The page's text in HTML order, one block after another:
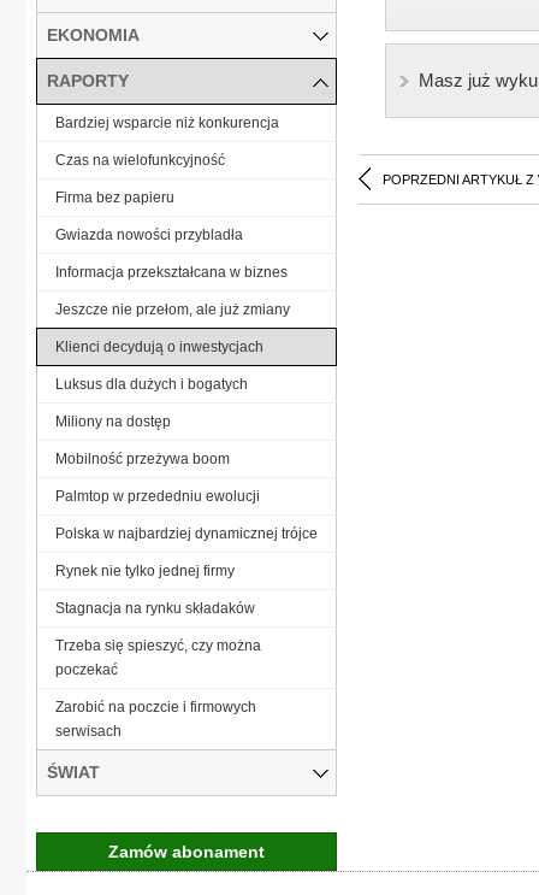
Masz już
POPRZEDNI ARTYKUŁ Z
EKONOMIA
RAPORTY
Bardziej wsparcie niż konkurencja
Czas na wielofunkcyjność
Firma bez papieru
Gwiazda nowości przybladła
Informacja przekształcana w biznes
Jeszcze nie przełom, ale już zmiany
Klienci decydują o inwestycjach
Luksus dla dużych i bogatych
Miliony na dostęp
Mobilność przeżywa boom
Palmtop w przededniu ewolucji
Polska w najbardziej dynamicznej trójce
Rynek nie tylko jednej firmy
Stagnacja na rynku składaków
Trzeba się spieszyć, czy można
poczekać
Zarobić na poczcie i firmowych
serwisach
ŚWIAT
Zamów abonament